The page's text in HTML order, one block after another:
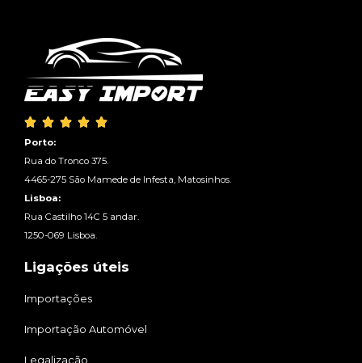
    
Porto:
Rua do Tronco 375.
4465-275 São Mamede de Infesta, Matosinhos.
Lisboa:
Rua Castilho 14C 5 andar.
1250-069 Lisboa.
Ligações úteis
Importações
Importação Automóvel
Legalização